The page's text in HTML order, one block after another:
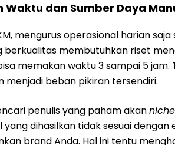
dan Sumber Daya
mengurus operasional harian
membutuhkan riset
memakan waktu 3 sampai 5 jam.
menjadi beban pikiran tersendiri.
penulis yang paham akanniche
yang dihasilkan tidak sesuai
brand Anda. Hal ini tentu